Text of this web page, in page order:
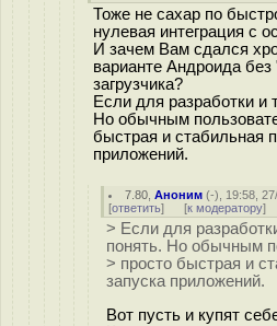
Тоже не сахар по
нулевая интеграция с
И зачем Вам сдался
варианте Андроида без
загрузчика?
Если для разработки и
Но обычным
быстрая и стабильная
приложений.
7.80 ,Аноним (-), 19:58,
[ответить] [к модератору]
> Если для
понять. Но обычным
> просто быстрая и
запуска приложений.
Вот пусть и купят